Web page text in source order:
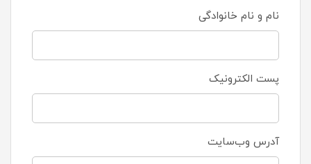
نام و نام خانوادگی
پست الکترونیک
آدرس وب‌سایت